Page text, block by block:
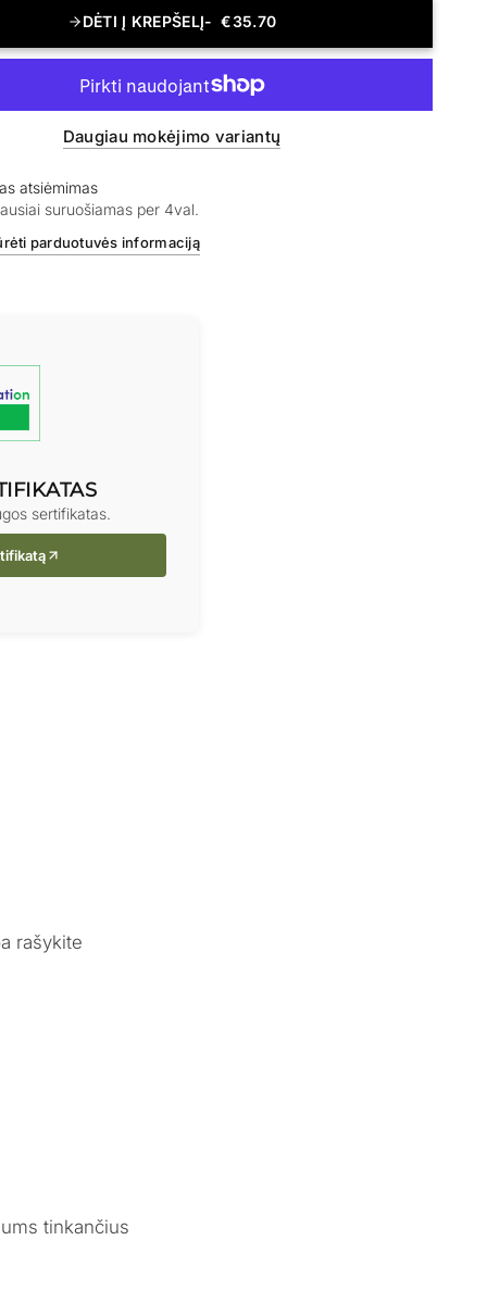
DĖTI Į KREPŠELĮ €35.70
Daugiau mokėjimo variantų
atsiėmimas
suruošiamas per 4val.
parduotuvės informaciją
sertifikatas.
rašykite
tinkančius